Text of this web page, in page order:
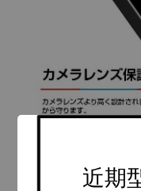
近期